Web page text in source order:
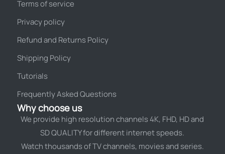
Terms of service
Privacy policy
Refund and Returns Policy
Shipping Policy
Tutorials
Frequently Asked Questions
Why choose us
We provide high resolution channels 4K, FHD, HD and
SD QUALITY for different internet speeds.
Watch thousands of TV channels, movies and series.